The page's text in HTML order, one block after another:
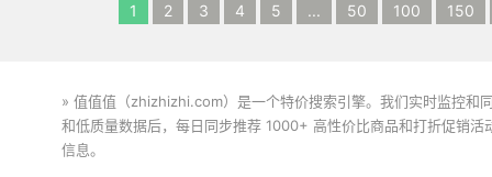
1 2 3 4 5 ... 50 100 150
» 值值值（zhizhizhi.com）是一个特价搜索引擎。我们实时监控和
和低质量数据后，每日同步推荐 1000+ 高性价比商品和打折促销
信息。